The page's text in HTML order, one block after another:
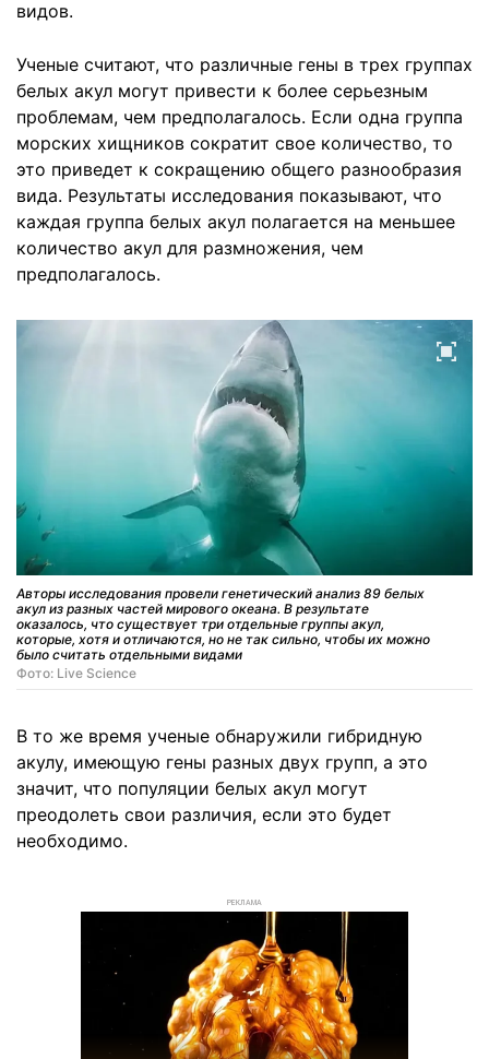
видов.
Ученые считают, что различные гены в трех группах
белых акул могут привести к более серьезным
проблемам, чем предполагалось. Если одна группа
морских хищников сократит свое количество, то
это приведет к сокращению общего разнообразия
вида. Результаты исследования показывают, что
каждая группа белых акул полагается на меньшее
количество акул для размножения, чем
предполагалось.
Авторы исследования провели генетический анализ 89 белых
акул из разных частей мирового океана. В результате
оказалось, что существует три отдельные группы акул,
которые, хотя и отличаются, но не так сильно, чтобы их можно
было считать отдельными видами
Фото: Live Science
В то же время ученые обнаружили гибридную
акулу, имеющую гены разных двух групп, а это
значит, что популяции белых акул могут
преодолеть свои различия, если это будет
необходимо.
РЕКЛАМА